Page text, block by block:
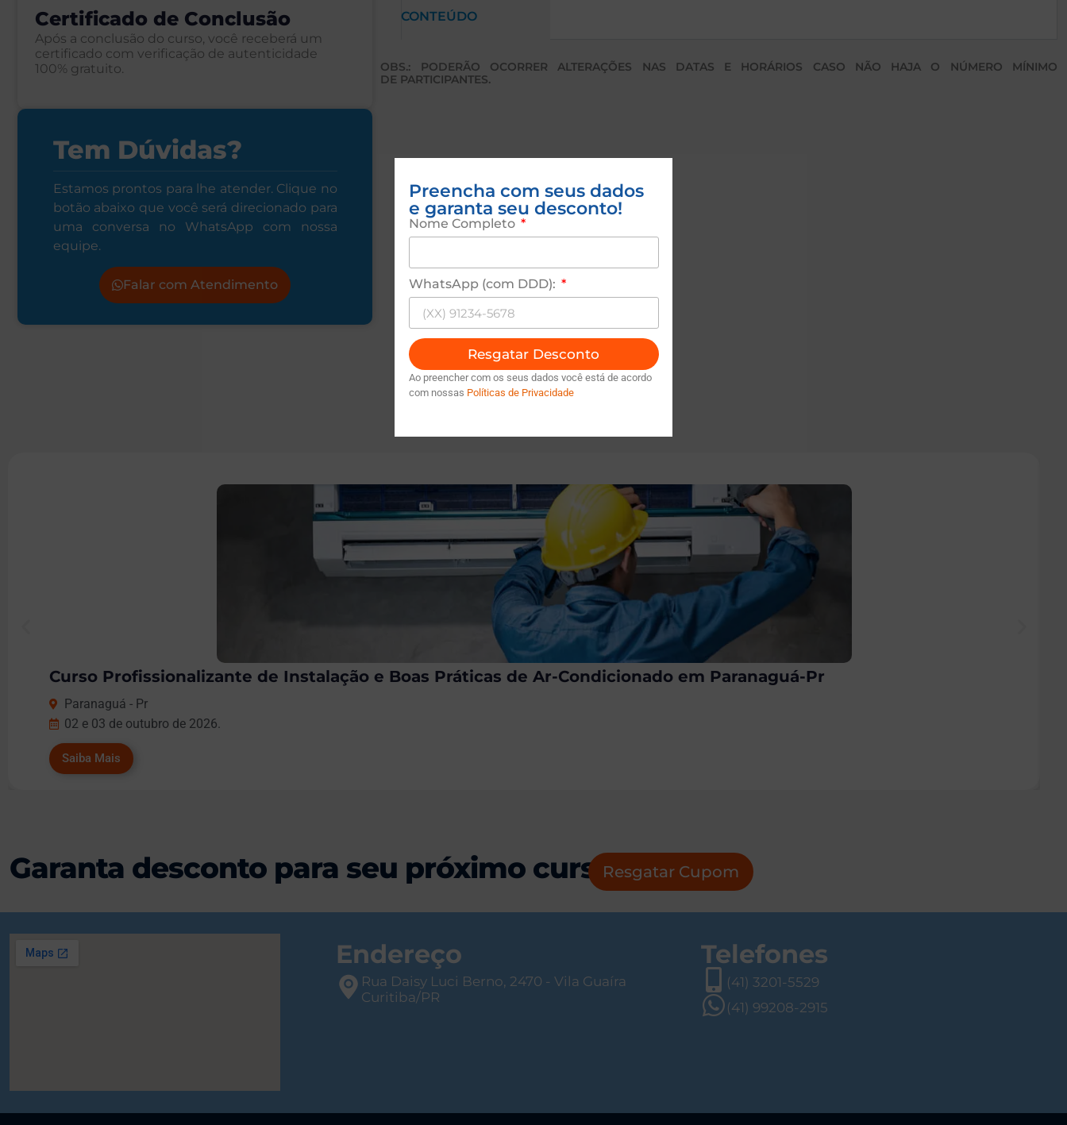
Certificado de Conclusão
Após a conclusão do curso, você receberá um
certificado com verificação de autenticidade
100% gratuito.
Tem Dúvidas?
Estamos prontos para lhe atender. Clique no
botão abaixo que você será direcionado para
uma conversa no WhatsApp com nossa
equipe.
Falar com Atendimento
CONTEÚDO
OBS.: PODERÃO OCORRER ALTERAÇÕES NAS DATAS E HORÁRIOS CASO NÃO HAJA O NÚMERO MÍNIMO
DE PARTICIPANTES.
Sugestões de Cursos
Curso Profissionalizante de Instalação e Boas Práticas de Ar-Condicionado em Paranaguá-Pr
Paranaguá - Pr
02 e 03 de outubro de 2026.
Saiba Mais
Garanta desconto para seu próximo curso!Resgatar Cupom
Endereço
Rua Daisy Luci Berno, 2470 - Vila Guaíra
Curitiba/PR
Telefones
(41) 3201-5529
(41) 99208-2915
Preencha com seus dados
e garanta seu desconto!
Nome Completo
WhatsApp (com DDD):
Resgatar Desconto
Ao preencher com os seus dados você está de acordo
com nossas Políticas de Privacidade